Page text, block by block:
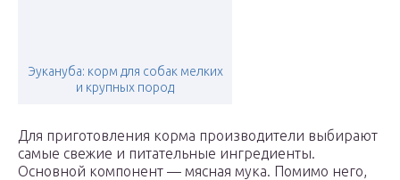
Эукануба: корм для собак мелких
и крупных пород
Для приготовления корма производители выбирают
самые свежие и питательные ингредиенты.
Основной компонент — мясная мука. Помимо него,